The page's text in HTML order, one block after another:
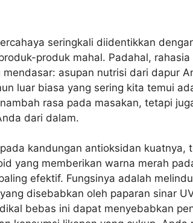
seringkali diidentikkan
produk mahal. Padahal,
asupan nutrisi dari dapur
luar biasa yang sering kita temui
rasa pada masakan, tetapi
dari dalam.
kandungan antioksidan kuatnya,
yang memberikan warna merah
efektif. Fungsinya adalah
disebabkan oleh paparan sinar
bebas ini dapat menyebabkan